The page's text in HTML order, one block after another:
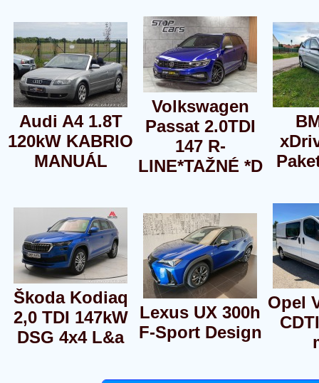
Audi A4 1.8T
120kW KABRIO
MANUÁL
Volkswagen
Passat 2.0TDI
147 R-
LINE*TAŽNÉ *D
Škoda Kodiaq
2,0 TDI 147kW
DSG 4x4 L&a
Lexus UX 300h
F-Sport Design
Opel